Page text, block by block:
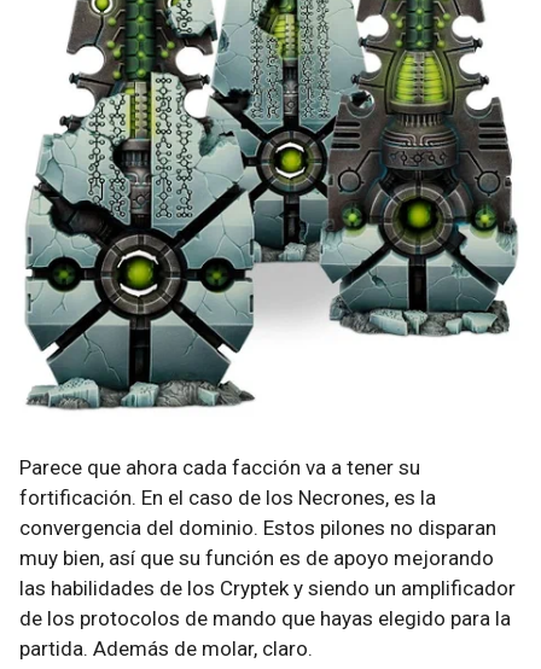
Parece que ahora cada facción va a tener su
fortificación. En el caso de los Necrones, es la
convergencia del dominio. Estos pilones no disparan
muy bien, así que su función es de apoyo mejorando
las habilidades de los Cryptek y siendo un amplificador
de los protocolos de mando que hayas elegido para la
partida. Además de molar, claro.